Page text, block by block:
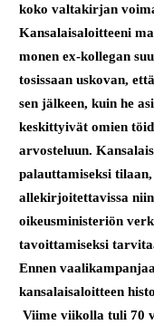
koko valtakirjan
Kansalaisaloitteeni
monen ex-kollegan
tosissaan uskovan,
sen jälkeen, kuin he
keskittyivät omien
arvosteluun.
palauttamiseksi
allekirjoitettavissa
oikeusministeriön
tavoittamiseksi
Ennen
kansalaisaloitteen
Viime viikolla tuli 70